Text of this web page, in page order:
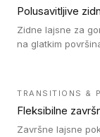
Polusavitljive
Zidne lajsne za
na glatkim
TRANSITIONS &
Fleksibilne
Završne lajsne